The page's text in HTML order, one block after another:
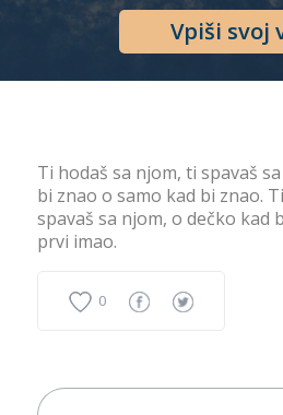
Vpiši svoj
Ti hodaš sa njom, ti spavaš
bi znao o samo kad bi znao.
spavaš sa njom, o dečko kad
prvi imao.
0